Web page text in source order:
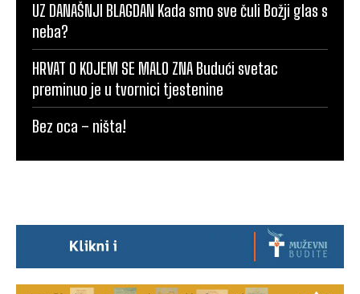
UZ DANAŠNJI BLAGDAN Kada smo sve čuli Božji glas s
neba?
HRVAT O KOJEM SE MALO ZNA Budući svetac
preminuo je u tvornici tjestenine
Bez oca – ništa!